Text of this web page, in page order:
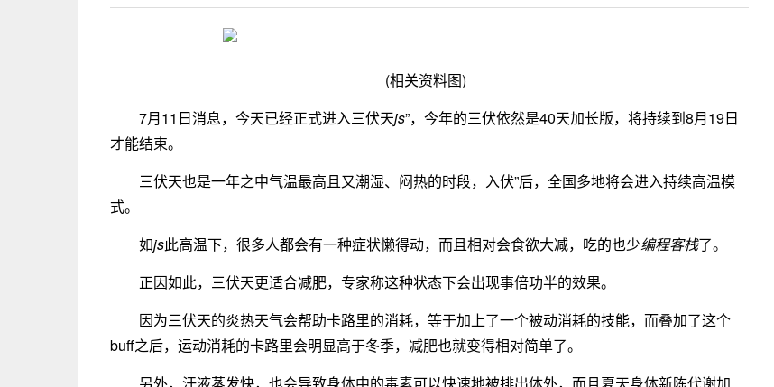
(相关资料图)
7月11日消息，今天已经正式进入三伏天js”，今年的三伏依然是40天加长版，将持续到8月19日
才能结束。
三伏天也是一年之中气温最高且又潮湿、闷热的时段，入伏”后，全国多地将会进入持续高温模
式。
如js此高温下，很多人都会有一种症状懒得动，而且相对会食欲大减，吃的也少编程客栈了。
正因如此，三伏天更适合减肥，专家称这种状态下会出现事倍功半的效果。
因为三伏天的炎热天气会帮助卡路里的消耗，等于加上了一个被动消耗的技能，而叠加了这个
buff之后，运动消耗的卡路里会明显高于冬季，减肥也就变得相对简单了。